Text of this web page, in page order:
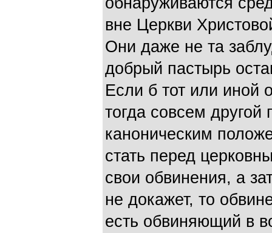
вне Церкви
Они даже не та
добрый пастырь
Если б тот или иной
тогда совсем
каноническим
стать перед
свои обвинения, а
не докажет, то
есть обвиняющий в